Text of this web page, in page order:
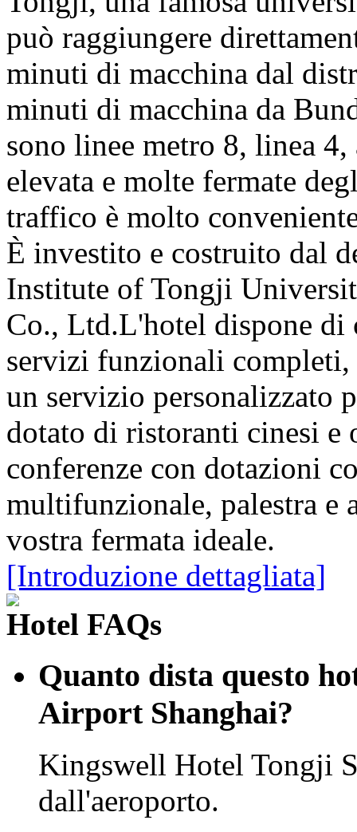
può raggiungere
minuti di macchina dal
minuti di macchina da
sono linee metro 8, linea
elevata e molte fermate
traffico è molto
È investito e costruito dal
Institute of Tongji
Co., Ltd.L'hotel dispone di
servizi funzionali completi,
un servizio personalizzato
dotato di ristoranti cinesi e
conferenze con dotazioni
multifunzionale, palestra e
vostra fermata ideale.
[Introduzione dettagliata]
Hotel FAQs
Quanto dista questo
Airport Shanghai?
Kingswell Hotel Tongji
dall'aeroporto.